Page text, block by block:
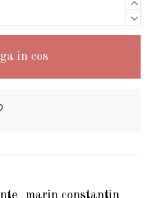
in cos
marin constantin